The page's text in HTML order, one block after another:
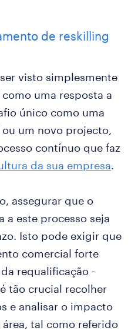
de reskilling
visto simplesmente
uma resposta a
único como uma
um novo projecto,
contínuo que faz
da sua empresa.
assegurar que o
a este processo seja
Isto pode exigir que
comercial forte
requalificação -
tão crucial recolher
e analisar o impacto
tal como referido